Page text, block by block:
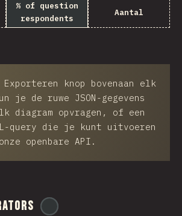
% of question
respondents
Aantal
Exporteren
knop bovenaan elk
je de ruwe JSON-gegevens
diagram opvragen, of een
query die je kunt uitvoeren
openbare API.